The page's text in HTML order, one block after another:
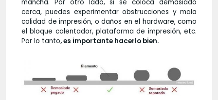
mancha. Por otro lado, si se coloca demasiado
cerca, puedes experimentar obstrucciones y mala
calidad de impresión, o daños en el hardware, como
el bloque calentador, plataforma de impresión, etc.
Por lo tanto, es importante hacerlo bien.